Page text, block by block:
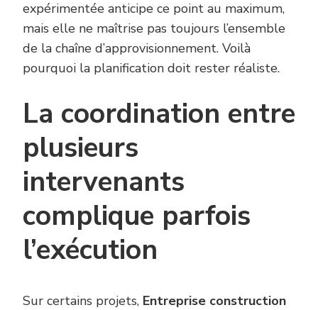
expérimentée anticipe ce point au maximum,
mais elle ne maîtrise pas toujours l’ensemble
de la chaîne d’approvisionnement. Voilà
pourquoi la planification doit rester réaliste.
La coordination entre
plusieurs
intervenants
complique parfois
l’exécution
Sur certains projets, Entreprise construction